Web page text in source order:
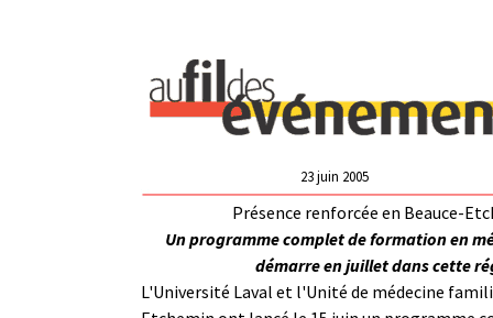
23 juin 2005
Présence renforcée en Beauce-
Un programme complet de formation en
démarre en juillet dans cette
L'Université Laval et l'Unité de médecine